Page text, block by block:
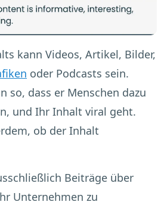
kann Videos, Artikel, Bilder,
oder Podcasts sein.
so, dass er Menschen dazu
und Ihr Inhalt viral geht.
ob der Inhalt
Beiträge über
Unternehmen zu